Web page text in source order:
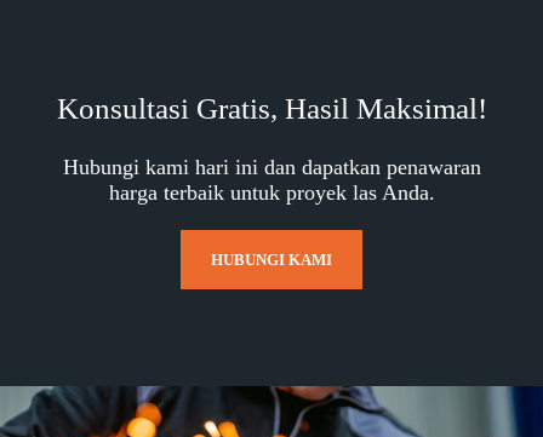
Konsultasi Gratis, Hasil Maksimal!
Hubungi kami hari ini dan dapatkan penawaran
harga terbaik untuk proyek las Anda.
HUBUNGI KAMI